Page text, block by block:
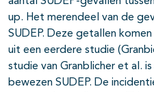
up. Het merendeel van de
SUDEP. Deze getallen
uit een eerdere studie
studie van Granblicher et al.
bewezen SUDEP. De